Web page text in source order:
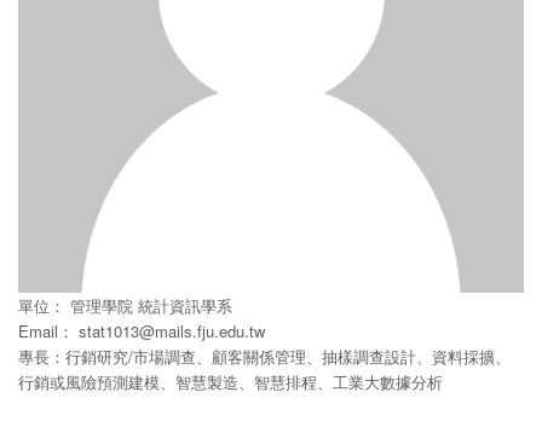
單位： 管理學院 統計資訊學系
Email： stat1013@mails.fju.edu.tw
專長：行銷研究/市場調查、顧客關係管理、抽樣調查設計、資料採擴、
行銷或風險預測建模、智慧製造、智慧排程、工業大數據分析